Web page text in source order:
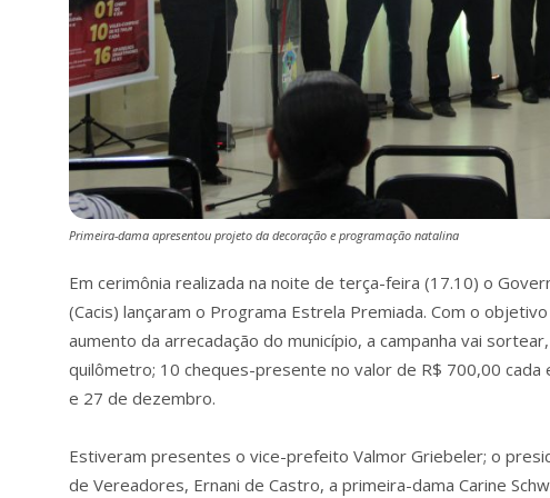
Primeira-dama apresentou projeto da decoração e programação natalina
Em cerimônia realizada na noite de terça-feira (17.10) o
(Cacis) lançaram o Programa Estrela Premiada. Com o
aumento da arrecadação do município, a campanha vai
quilômetro; 10 cheques-presente no valor de R$ 700,00
e 27 de dezembro.
Estiveram presentes o vice-prefeito Valmor Griebeler; o
de Vereadores, Ernani de Castro, a primeira-dama Carine